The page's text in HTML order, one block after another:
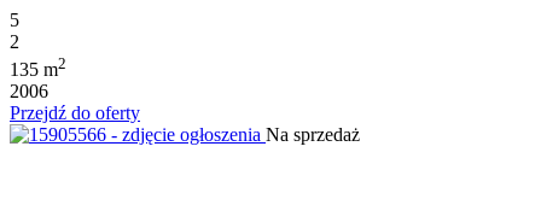
5
2
135 m2
2006
Przejdź do oferty
Na sprzedaż